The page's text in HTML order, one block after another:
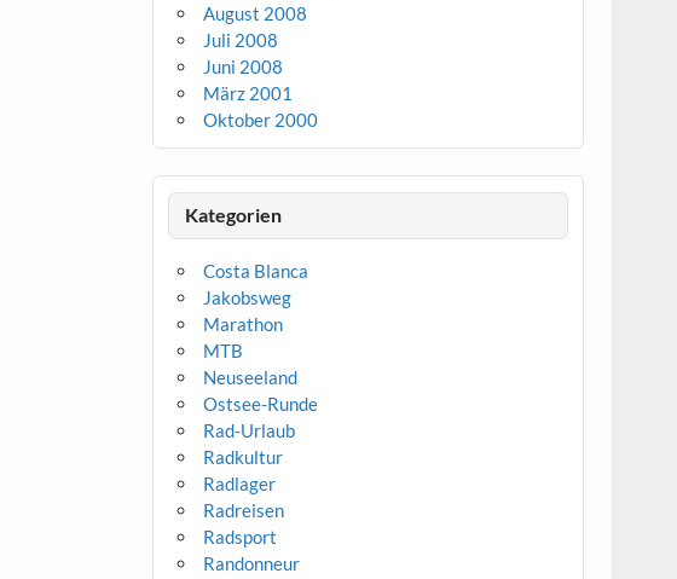
August 2008
Juli 2008
Juni 2008
März 2001
Oktober 2000
Kategorien
Costa Blanca
Jakobsweg
Marathon
MTB
Neuseeland
Ostsee-Runde
Rad-Urlaub
Radkultur
Radlager
Radreisen
Radsport
Randonneur